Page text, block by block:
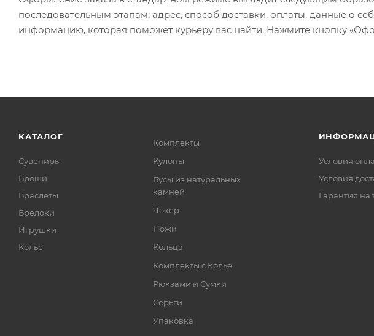
последовательным этапам: адрес, способ доставки, оплаты, данные о
информацию, которая поможет курьеру вас найти. Нажмите кнопку
КАТАЛОГ
Сувениры
Броши
Браслеты
Брелоки
Игрушки
Колье
Комплекты
Кулоны
Бусы из натуральных
камней
Чокер
Ножи
Кольца
Комплекты с Колье
Рюкзами и Сумки
Серьги
Упаковка
Условия
Условия
Гарантия на